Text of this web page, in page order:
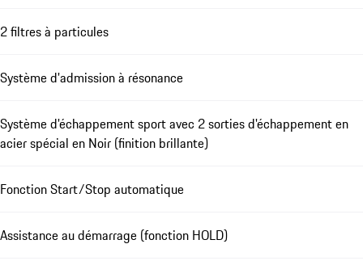
2 filtres à particules
Système d'admission à résonance
Système d'échappement sport avec 2 sorties d'échappement en
acier spécial en Noir (finition brillante)
Fonction Start/Stop automatique
Assistance au démarrage (fonction HOLD)